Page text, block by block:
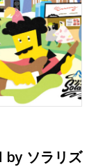
by ソラリズ